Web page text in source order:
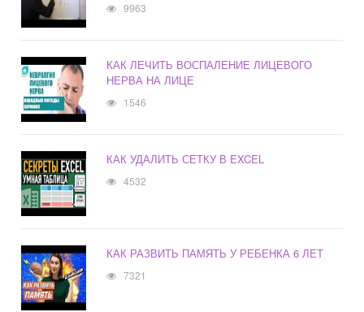
9963
КАК ЛЕЧИТЬ ВОСПАЛЕНИЕ ЛИЦЕВОГО
НЕРВА НА ЛИЦЕ
1546
КАК УДАЛИТЬ СЕТКУ В EXCEL
4532
КАК РАЗВИТЬ ПАМЯТЬ У РЕБЕНКА 6 ЛЕТ
7321